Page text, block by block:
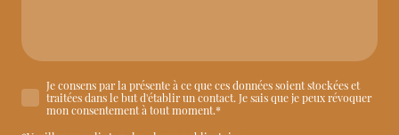
Je consens par la présente à ce que ces données soient stockées et
traitées dans le but d'établir un contact. Je sais que je peux révoquer
mon consentement à tout moment.*